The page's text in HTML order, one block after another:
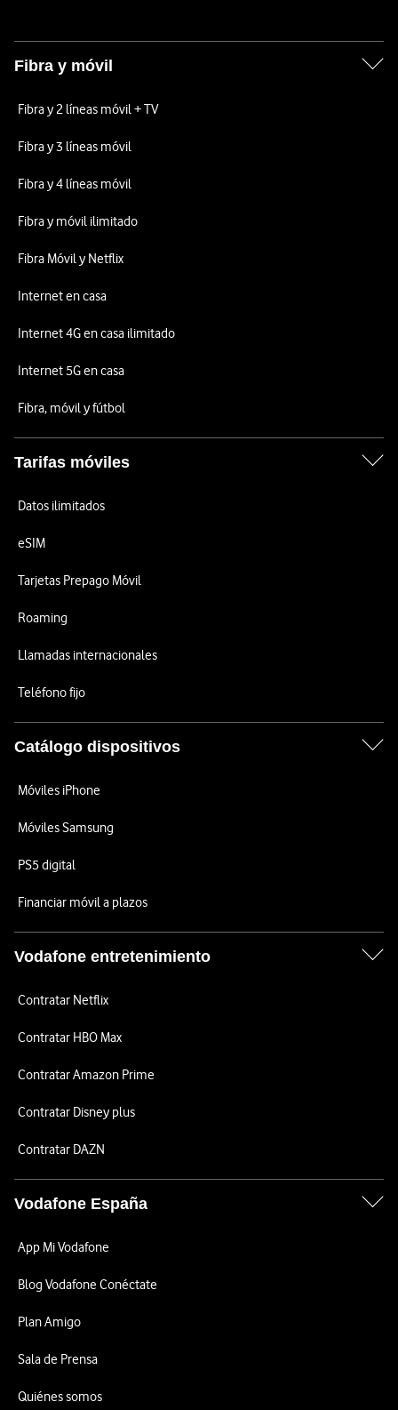
Fibra y móvil
Fibra y 2 líneas móvil + TV
Fibra y 3 líneas móvil
Fibra y 4 líneas móvil
Fibra y móvil ilimitado
Fibra Móvil y Netflix
Internet en casa
Internet 4G en casa ilimitado
Internet 5G en casa
Fibra, móvil y fútbol
Tarifas móviles
Datos ilimitados
eSIM
Tarjetas Prepago Móvil
Roaming
Llamadas internacionales
Teléfono fijo
Catálogo dispositivos
Móviles iPhone
Móviles Samsung
PS5 digital
Financiar móvil a plazos
Vodafone entretenimiento
Contratar Netflix
Contratar HBO Max
Contratar Amazon Prime
Contratar Disney plus
Contratar DAZN
Vodafone España
App Mi Vodafone
Blog Vodafone Conéctate
Plan Amigo
Sala de Prensa
Quiénes somos